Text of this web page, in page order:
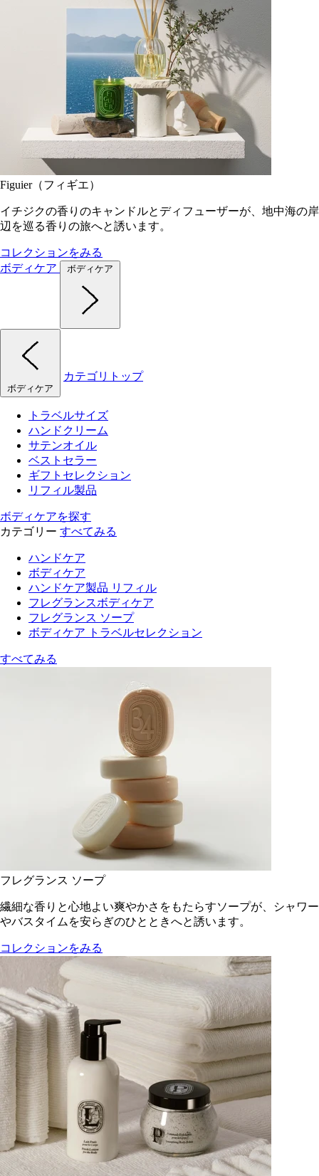
Figuier（フィギエ）
イチジクの香りのキャンドルとディフューザーが、地中海の岸
辺を巡る香りの旅へと誘います。
コレクションをみる
ボディケア
ボディケア
ボディケア
カテゴリトップ
トラベルサイズ
ハンドクリーム
サテンオイル
ベストセラー
ギフトセレクション
リフィル製品
ボディケアを探す
カテゴリー すべてみる
ハンドケア
ボディケア
ハンドケア製品 リフィル
フレグランスボディケア
フレグランス ソープ
ボディケア トラベルセレクション
すべてみる
フレグランス ソープ
繊細な香りと心地よい爽やかさをもたらすソープが、シャワー
やバスタイムを安らぎのひとときへと誘います。
コレクションをみる